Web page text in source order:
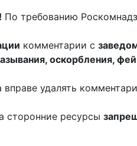
По требованию
комментарии с
оскорбления,
удалять
сторонние ресурсы